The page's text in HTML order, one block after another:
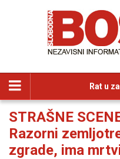
Rat u
STRAŠNE
Razorni
zgrade, ima